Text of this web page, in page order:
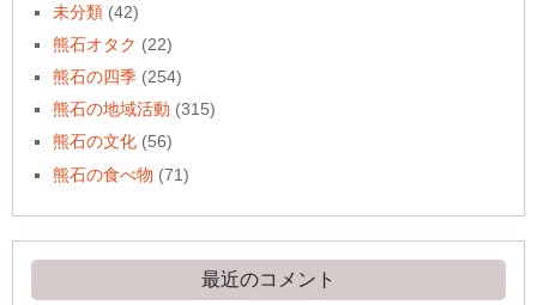
未分類 (42)
熊石オタク (22)
熊石の四季 (254)
熊石の地域活動 (315)
熊石の文化 (56)
熊石の食べ物 (71)
最近のコメント